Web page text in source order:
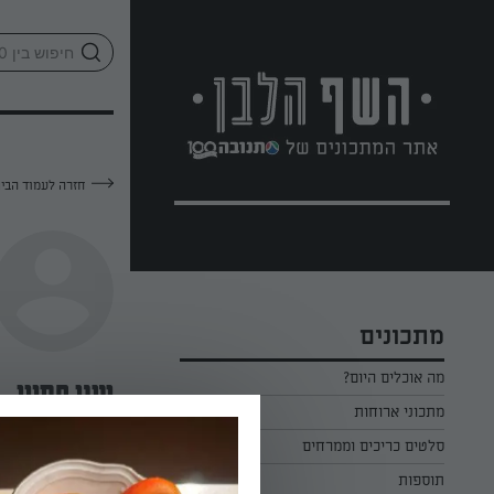
מתכונים
מה אוכלים היום?
מתכוני ארוחות
ארוחת בוקר
ארוחת צהריים
סלטים כריכים וממרחים
כל הסלטים כריכים וממרחים
תוספות
חזרה לעמוד
שני חסויי
—